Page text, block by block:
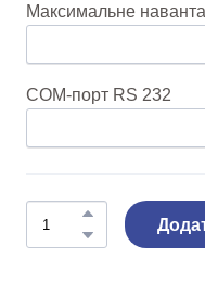
Максимальне
COM-порт RS 232